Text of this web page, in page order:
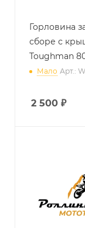
Горловина
сборе с
Toughman
Мало Арт.:
2 500 ₽